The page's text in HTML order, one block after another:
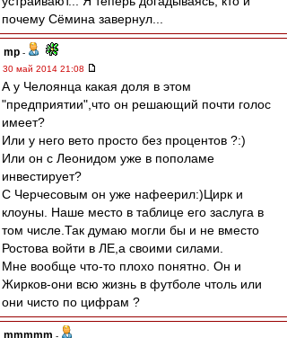
почему Сёмина завернул...
mp -
30 май 2014 21:08
А у Челоянца какая доля в этом
"предприятии",что он решающий почти голос
имеет?
Или у него вето просто без процентов ?:)
Или он с Леонидом уже в пополаме
инвестирует?
С Черчесовым он уже нафеерил:)Цирк и
клоуны. Наше место в таблице его заслуга в
том числе.Так думаю могли бы и не вместо
Ростова войти в ЛЕ,а своими силами.
Мне вообще что-то плохо понятно. Он и
Жирков-они всю жизнь в футболе чтоль или
они чисто по цифрам ?
mmmmm -